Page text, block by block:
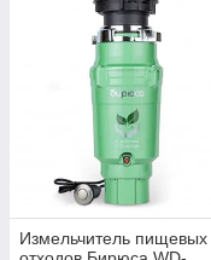
Измельчитель пищевых